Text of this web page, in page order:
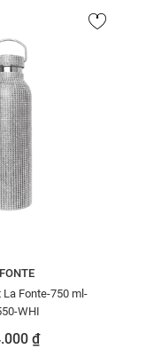
La Fonte-750 ml-
WHI
₫